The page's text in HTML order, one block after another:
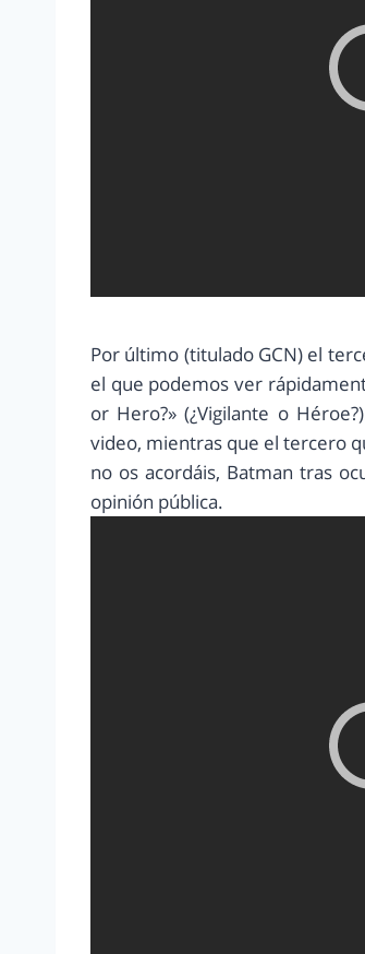
Por último (titulado GCN) el
el que podemos ver
or Hero?» (¿Vigilante o
video, mientras que el tercero
no os acordáis, Batman tras
opinión pública.